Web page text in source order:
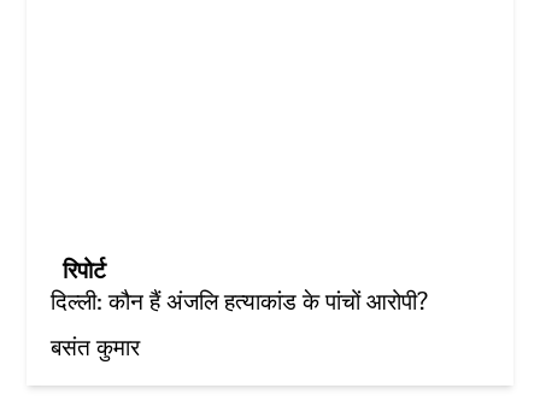
रिपोर्ट
दिल्ली: कौन हैं अंजलि हत्याकांड के पांचों आरोपी?
बसंत कुमार